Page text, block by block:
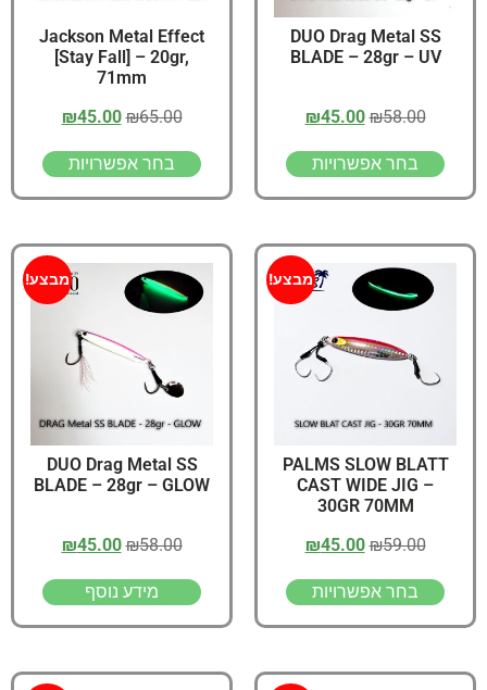
DUO Drag Metal SS
BLADE – 28gr – UV
₪58.00
₪45.00
בחר אפשרויות
Jackson Metal Effect
[Stay Fall] – 20gr,
71mm
₪65.00
₪45.00
בחר אפשרויות
מבצע!
PALMS SLOW BLATT
CAST WIDE JIG –
30GR 70MM
₪59.00
₪45.00
בחר אפשרויות
מבצע!
DUO Drag Metal SS
BLADE – 28gr – GLOW
₪58.00
₪45.00
מידע נוסף